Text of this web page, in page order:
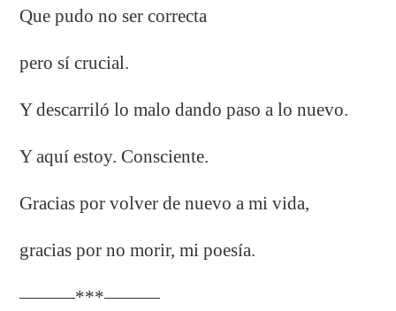
Que pudo no ser correcta
pero sí crucial.
Y descarriló lo malo dando paso a lo nuevo.
Y aquí estoy. Consciente.
Gracias por volver de nuevo a mi vida,
gracias por no morir, mi poesía.
———***———